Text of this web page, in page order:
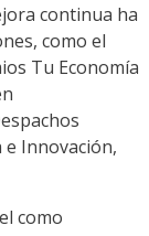
continua ha
como el
Tu Economía
Innovación,
como